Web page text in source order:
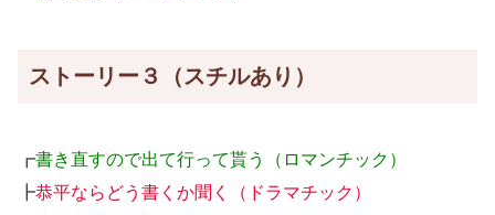
ストーリー３（スチルあり）
┏書き直すので出て行って貰う（ロマンチック）
┣恭平ならどう書くか聞く（ドラマチック）